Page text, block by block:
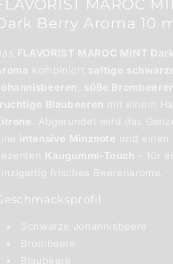
MAROC
Berry Aroma 10
FLAVORIST MAROC MINT
kombiniert saftige
, süße
Blaubeeren mit einem
. Abgerundet wird das
intensive Minznote und einen
Kaugummi-Touch – für
frisches Beerenaroma.
Schwarze Johannisbeere
Brombeere
Blaubeere